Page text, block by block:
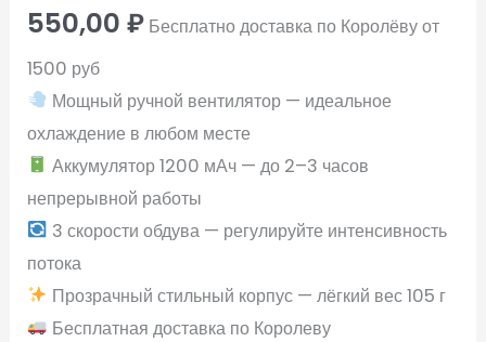
550,00₽ Бесплатно доставка по Королёву от
1500 руб
Мощный ручной вентилятор — идеальное
охлаждение в любом месте
Аккумулятор 1200 мАч — до 2–3 часов
непрерывной работы
3 скорости обдува — регулируйте интенсивность
потока
Прозрачный стильный корпус — лёгкий вес 105 г
Бесплатная доставка по Королеву